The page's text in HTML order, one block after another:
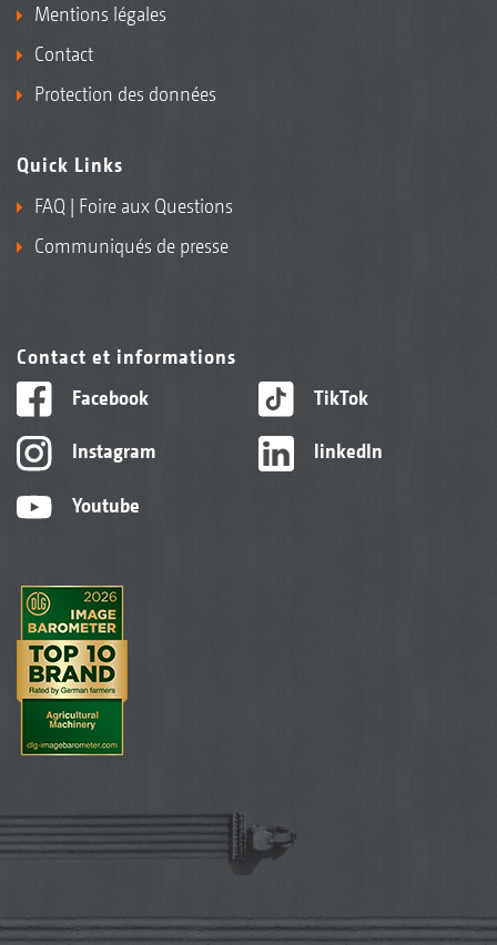
Mentions légales
Contact
Protection des données
Quick Links
FAQ | Foire aux Questions
Communiqués de presse
Contact et informations
Facebook
Instagram
Youtube
TikTok
linkedIn